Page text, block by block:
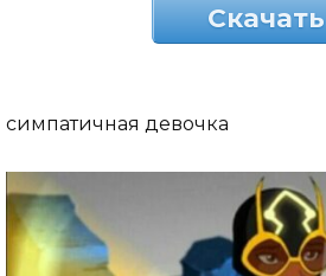
Скачать
симпатичная девочка